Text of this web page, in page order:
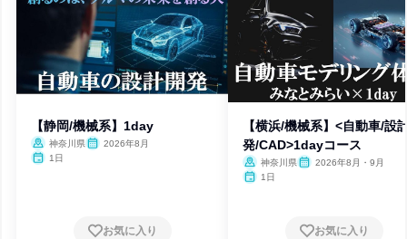
【静岡/機械系】1day
神奈川県
2026年8月
1日
お気に入り
【横浜/機械系】<自動車/設
発/CAD>1dayコース
神奈川県
2026年8月・9月
1日
お気に入り